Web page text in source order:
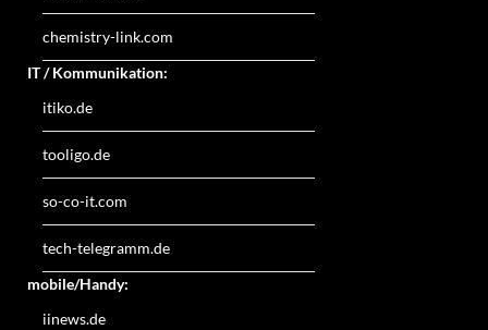
chemistry-link.com
IT / Kommunikation:
itiko.de
tooligo.de
so-co-it.com
tech-telegramm.de
mobile/Handy:
iinews.de